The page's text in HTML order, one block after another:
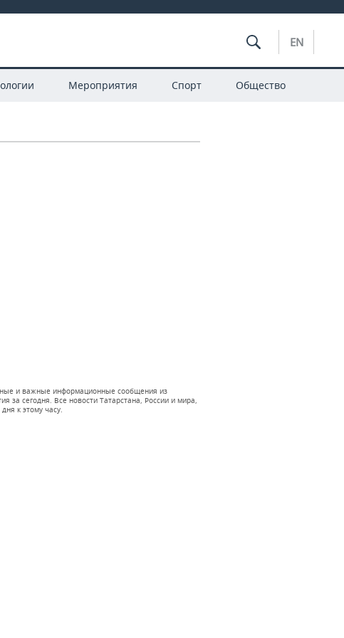
EN
Мероприятия Спорт Общество
и важные информационные сообщения из
за сегодня. Все новости Татарстана, России и мира,
к этому часу.